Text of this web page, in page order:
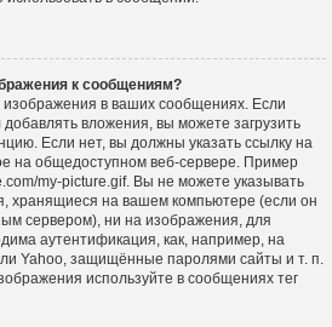
к сообщениям?
в ваших сообщениях. Если
вложения, вы можете загрузить
Если нет, вы должны указать ссылку на
на общедоступном веб-сервере. Пример
my-picture.gif. Вы не можете указывать
хранящиеся на вашем компьютере (если он
сервером), ни на изображения, для
аутентификация, как, например, на
Yahoo, защищённые паролями сайты и т. п.
используйте в сообщениях тег